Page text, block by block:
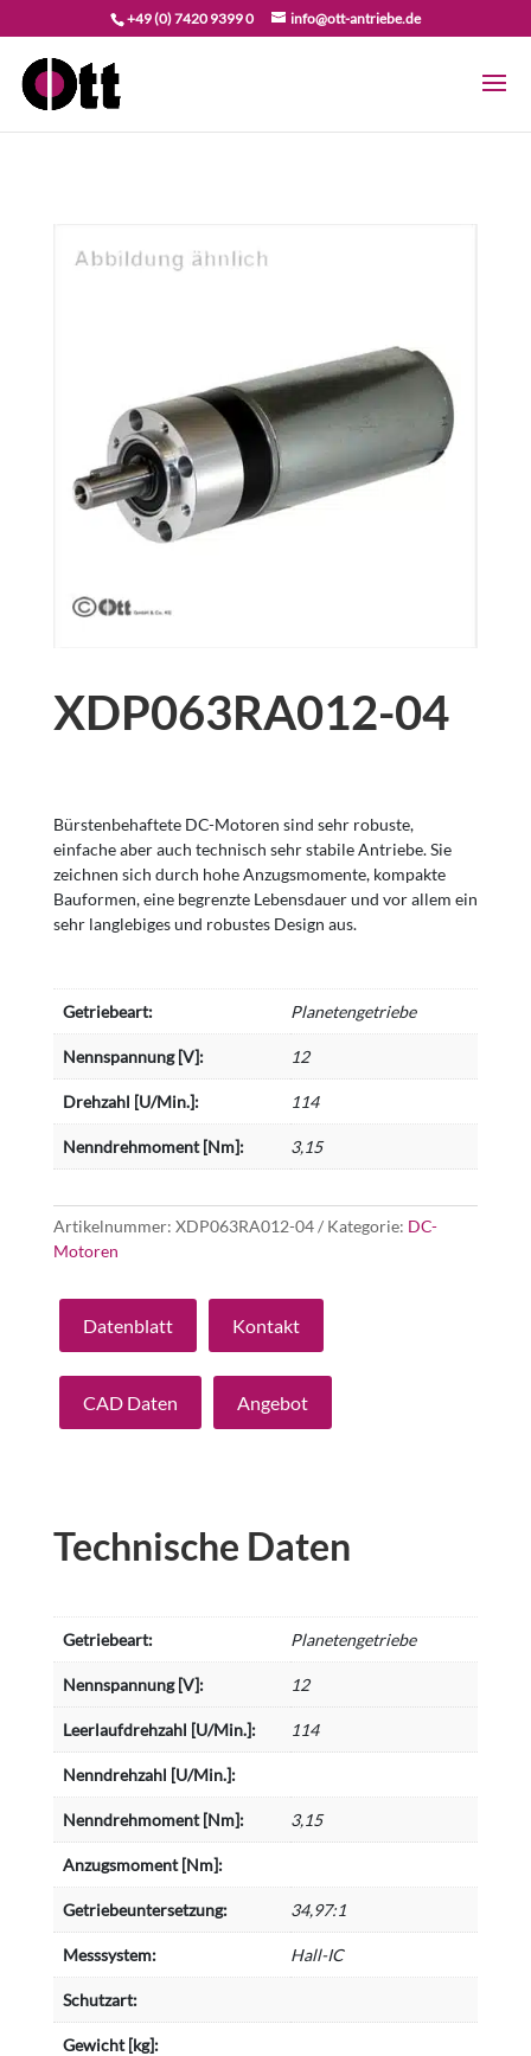
+49 (0) 7420 9399 0 info@ott-antriebe.de
XDP063RA012-04
Bürstenbehaftete DC-Motoren sind sehr robuste,
einfache aber auch technisch sehr stabile Antriebe. Sie
zeichnen sich durch hohe Anzugsmomente, kompakte
Bauformen, eine begrenzte Lebensdauer und vor allem ein
sehr langlebiges und robustes Design aus.
Getriebeart: Planetengetriebe
Nennspannung [V]: 12
Drehzahl [U/Min.]: 114
Nenndrehmoment [Nm]: 3,15
Artikelnummer: XDP063RA012-04 Kategorie: DC-
Motoren
Datenblatt Kontakt
CAD Daten Angebot
Technische Daten
Getriebeart: Planetengetriebe
Nennspannung [V]: 12
Leerlaufdrehzahl [U/Min.]: 114
Nenndrehzahl [U/Min.]:
Nenndrehmoment [Nm]: 3,15
Anzugsmoment [Nm]:
Getriebeuntersetzung: 34,97:1
Messsystem: Hall-IC
Schutzart:
Gewicht [kg]: